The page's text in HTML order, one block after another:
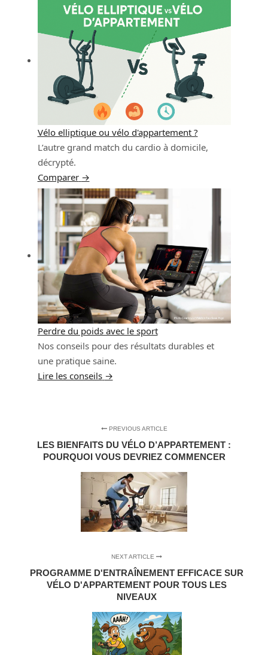
Vélo elliptique ou vélo d'appartement ?
L’autre grand match du cardio à domicile,
décrypté.
Comparer →
Perdre du poids avec le sport
Nos conseils pour des résultats durables et
une pratique saine.
Lire les conseils →
PREVIOUS ARTICLE
LES BIENFAITS DU VÉLO D’APPARTEMENT :
POURQUOI VOUS DEVRIEZ COMMENCER
NEXT ARTICLE
PROGRAMME D'ENTRAÎNEMENT EFFICACE SUR
VÉLO D'APPARTEMENT POUR TOUS LES
NIVEAUX